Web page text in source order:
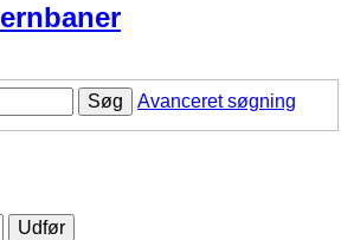
Søg
Avanceret søgning